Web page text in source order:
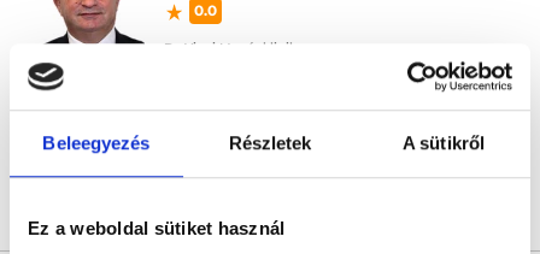
Beleegyezés Részletek A sütikről
Ez a weboldal sütiket használ
0.0
Da Vinci Magánklinika